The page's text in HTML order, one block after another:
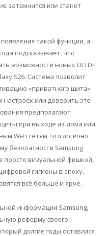
затемнится или станет
такой функции, а
подсказывает, что
возможности новых OLED-
S26. Система позволит
«приватного щита»
или доверить это
предполагают
при выходе из дома или
Wi-Fi сетям, что логично
безопасности Samsung
просто визуальной фишкой,
гигиены в эпоху,
всё больше и ярче.
информации Samsung,
реформу своего
долгие годы оставался